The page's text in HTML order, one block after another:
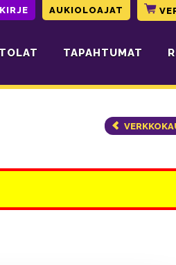
AUKIOLOAJAT
TAPAHTUMAT